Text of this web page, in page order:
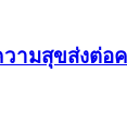
ามสุขส่งต่อ